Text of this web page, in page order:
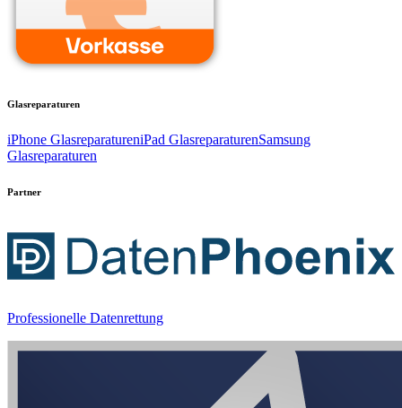
Glasreparaturen
iPhone GlasreparatureniPad GlasreparaturenSamsung
Glasreparaturen
Partner
Professionelle Datenrettung